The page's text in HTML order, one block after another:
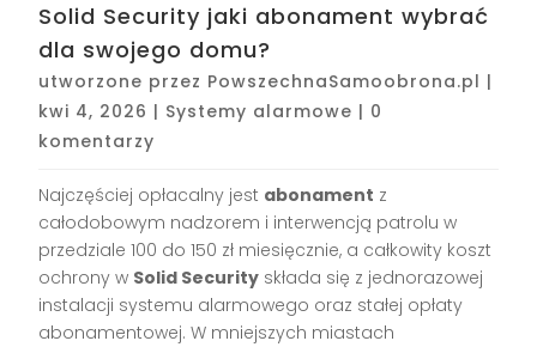
Solid Security jaki abonament wybrać
dla swojego domu?
utworzone przez PowszechnaSamoobrona.pl |
kwi 4, 2026 | Systemy alarmowe | 0
komentarzy
Najczęściej opłacalny jest abonament z
całodobowym nadzorem i interwencją patrolu w
przedziale 100 do 150 zł miesięcznie, a całkowity koszt
ochrony w Solid Security składa się z jednorazowej
instalacji systemu alarmowego oraz stałej opłaty
abonamentowej. W mniejszych miastach